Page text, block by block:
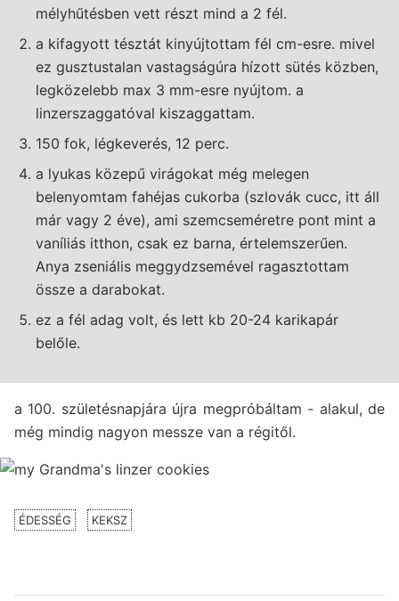
mélyhűtésben vett részt mind a 2 fél.
a kifagyott tésztát kinyújtottam fél cm-esre. mivel
ez gusztustalan vastagságúra hízott sütés közben,
legközelebb max 3 mm-esre nyújtom. a
linzerszaggatóval kiszaggattam.
150 fok, légkeverés, 12 perc.
a lyukas közepű virágokat még melegen
belenyomtam fahéjas cukorba (szlovák cucc, itt áll
már vagy 2 éve), ami szemcseméretre pont mint a
vaníliás itthon, csak ez barna, értelemszerűen.
Anya zseniális meggydzsemével ragasztottam
össze a darabokat.
ez a fél adag volt, és lett kb 20-24 karikapár
belőle.
a 100. születésnapjára újra megpróbáltam - alakul, de
még mindig nagyon messze van a régitől.
ÉDESSÉG KEKSZ